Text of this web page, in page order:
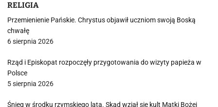
RELIGIA
Przemienienie Pańskie. Chrystus objawił uczniom swoją Boską
chwałę
6 sierpnia 2026
Rząd i Episkopat rozpoczęły przygotowania do wizyty papieża w
Polsce
5 sierpnia 2026
Śnieg w środku rzymskiego lata. Skąd wziął się kult Matki Bożej